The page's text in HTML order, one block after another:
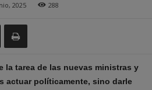
2025 288
la tarea de las nuevas ministras y
actuar políticamente, sino darle